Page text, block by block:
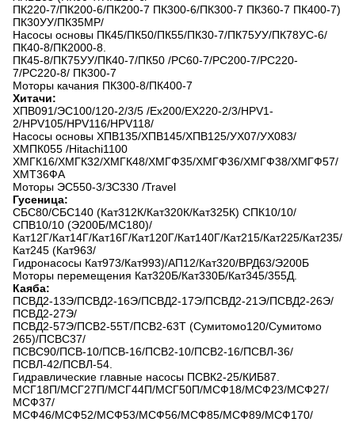
ПК220-7/ПК200-6/ПК200-7 ПК300-6/ПК300-7 ПК360-7 ПК400-7)
ПК30УУ/ПК35МР/
Насосы основы ПК45/ПК50/ПК55/ПК30-7/ПК75УУ/ПК78УС-6/
ПК40-8/ПК2000-8.
ПК45-8/ПК75УУ/ПК40-7/ПК50 /PC60-7/PC200-7/PC220-
7/PC220-8/ ПК300-7
Моторы качания ПК300-8/ПК400-7
Хитачи:
ХПВ091/ЭС100/120-2/3/5 /Ex200/EX220-2/3/HPV1-
2/HPV105/HPV116/HPV118/
Насосы основы ХПВ135/ХПВ145/ХПВ125/УХ07/УХ083/
ХМПК055 /Hitachi1100
ХМГК16/ХМГК32/ХМГК48/ХМГФ35/ХМГФ36/ХМГФ38/ХМГФ57/
ХМТ36ФА
Моторы ЭС550-3/ЗС330 /Travel
Гусеница:
СБС80/СБС140 (Кат312К/Кат320К/Кат325К) СПК10/10/
СПВ10/10 (Э200Б/МС180)/
Кат12Г/Кат14Г/Кат16Г/Кат120Г/Кат140Г/Кат215/Кат225/Кат235/
Кат245 (Кат963/
Гидронасосы Кат973/Кат993)/АП12/Кат320/ВРД63/Э200Б
Моторы перемещения Кат320Б/Кат330Б/Кат345/355Д.
Каяба:
ПСВД2-13Э/ПСВД2-16Э/ПСВД2-17Э/ПСВД2-21Э/ПСВД2-26Э/
ПСВД2-27Э/
ПСВД2-57Э/ПСВ2-55Т/ПСВ2-63Т (Сумитомо120/Сумитомо
265)/ПСВС37/
ПСВС90/ПСВ-10/ПСВ-16/ПСВ2-10/ПСВ2-16/ПСВЛ-36/
ПСВЛ-42/ПСВЛ-54.
Гидравлические главные насосы ПСВК2-25/КИБ87.
МСГ18П/МСГ27П/МСГ44П/МСГ50П/МСФ18/МСФ23/МСФ27/
МСФ37/
МСФ46/МСФ52/МСФ53/МСФ56/МСФ85/МСФ89/МСФ170/